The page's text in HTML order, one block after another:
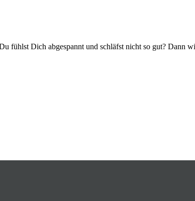
fühlst Dich abgespannt und schläfst nicht so gut? Dann